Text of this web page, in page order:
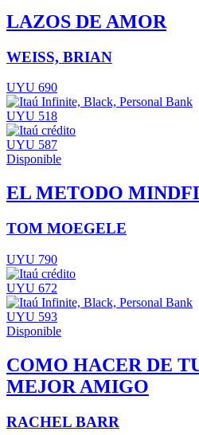
LAZOS DE AMOR
WEISS, BRIAN
UYU 690
UYU 518
UYU 587
Disponible
EL METODO
TOM MOEGELE
UYU 790
UYU 672
UYU 593
Disponible
COMO HACER DE
MEJOR AMIGO
RACHEL BARR